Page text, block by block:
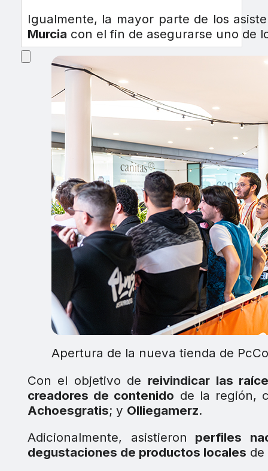
Igualmente, la mayor parte de los
Murcia con el fin de asegurarse uno de
Apertura de la nueva tienda de
Con el objetivo de reivindicar las
creadores de contenido de la región,
Achoesgratis; y Olliegamerz.
Adicionalmente, asistieron perfiles
degustaciones de productos locales